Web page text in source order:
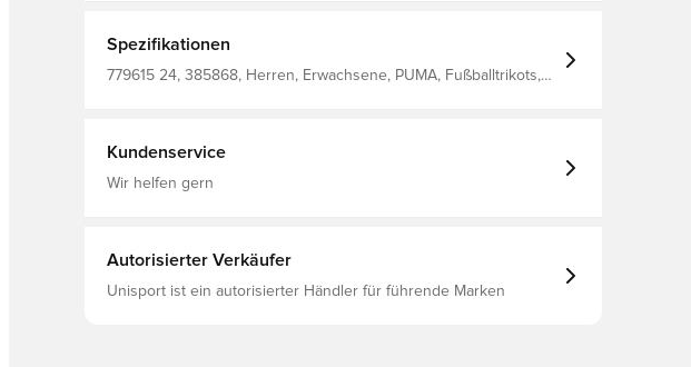
Lieblingsmannschaft mühelos stilvoll anzufeuern. Reguläre
Passform Kurze Ärmel Rundhalsausschnitt PORTUGAL-
Wortmarke auf der Vorderseite PUMA Cat Logo auf der
Spezifikationen
779615 24, 385868, Herren, Erwachsene, PUMA, Fußballtrikots,
Kundenservice
Wir helfen gern
Autorisierter Verkäufer
Unisport ist ein autorisierter Händler für führende Marken